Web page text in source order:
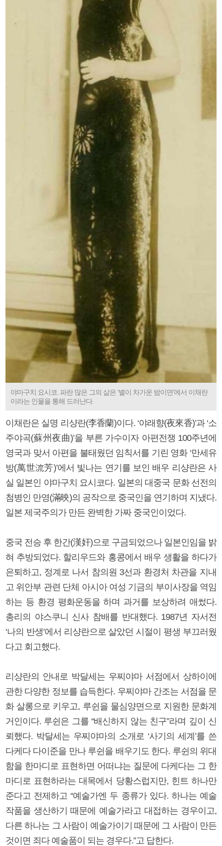
야마구치 요시코. 파란 많은 그의 삶은 ‘별이 차가운 밤이면’에서 이채란
이라는 인물을 통해 드러난다.
이채란은 실명 리샹란(李香蘭)이다. ‘야래향(夜來香)’과 ‘소
주야곡(蘇州夜曲)’을 부른 가수이자 아편전쟁 100주년에
영국과 맞서 아편을 불태웠던 임칙서를 기린 영화 ‘만세유
방(萬世流芳)’에서 빛나는 연기를 보인 배우 리샹란은 사
실 일본인 야마구치 요시코다. 일본의 대중국 문화 선전의
첨병인 만영(滿映)의 공작으로 중국인을 연기하며 지냈다.
일본 제국주의가 만든 완벽한 가짜 중국인이었다.
중국 전승 후 한간(漢奸)으로 구금되었으나 일본인임을 밝
혀 추방되었다. 할리우드와 홍콩에서 배우 생활을 하다가
은퇴하고, 정계로 나서 참의원 3선과 환경처 차관을 지내
고 위안부 관련 단체 아시아 여성 기금의 부이사장을 역임
하는 등 환경 평화운동을 하며 과거를 보상하려 애썼다.
총리의 야스쿠니 신사 참배를 반대했다. 1987년 자서전
‘나의 반생’에서 리샹란으로 살았던 시절이 평생 부끄러웠
다고 회고했다.
리샹란의 안내로 박달세는 우찌야마 서점에서 상하이에
관한 다양한 정보를 습득한다. 우찌야마 간조는 서점을 문
화 살롱으로 키우고, 루쉰을 물심양면으로 지원한 문화계
거인이다. 루쉰은 그를 “배신하지 않는 친구”라며 깊이 신
뢰했다. 박달세는 우찌야마의 소개로 ‘사기의 세계’를 쓴
다케다 다이준을 만나 루쉰을 배우기도 한다. 루쉰의 위대
함을 한마디로 표현하면 어떠냐는 질문에 다케다는 그 한
마디로 표현하라는 대목에서 당황스럽지만, 힌트 하나만
준다고 전제하고 “예술가엔 두 종류가 있다. 하나는 예술
작품을 생산하기 때문에 예술가라고 대접하는 경우이고,
다른 하나는 그 사람이 예술가이기 때문에 그 사람이 만든
것이면 죄다 예술품이 되는 경우다.”고 답한다.